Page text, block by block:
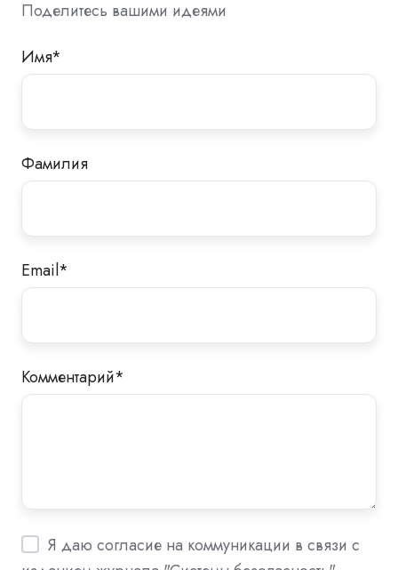
Поделитесь вашими идеями
Имя*
Фамилия
Email*
Комментарий*
Я даю согласие на коммуникации в связи с